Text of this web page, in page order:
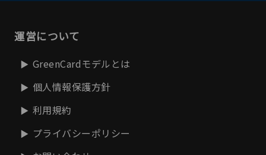
運営について
GreenCardモデルとは
個人情報保護方針
利用規約
プライバシーポリシー